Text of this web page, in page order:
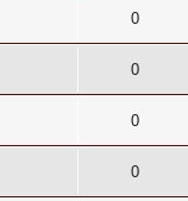
0
0
0
0